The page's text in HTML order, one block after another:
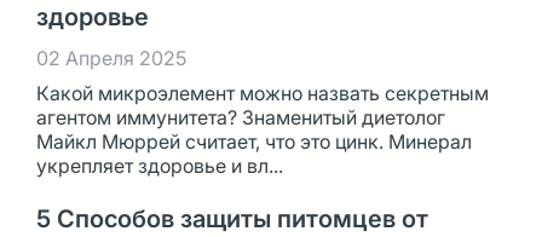
здоровье
02 Апреля 2025
Какой микроэлемент можно назвать секретным
агентом иммунитета? Знаменитый диетолог
Майкл Мюррей считает, что это цинк. Минерал
укрепляет здоровье и вл...
5 Способов защиты питомцев от